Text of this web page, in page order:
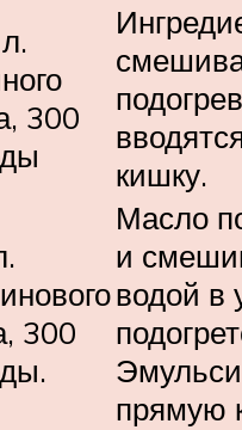
300
кишку.
300
Масло
и
водой в
прямую